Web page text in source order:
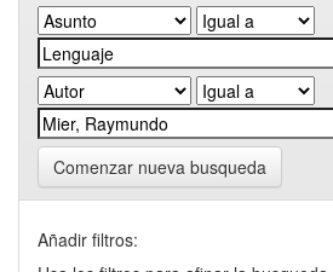
Comenzar nueva busqueda
Añadir filtros: